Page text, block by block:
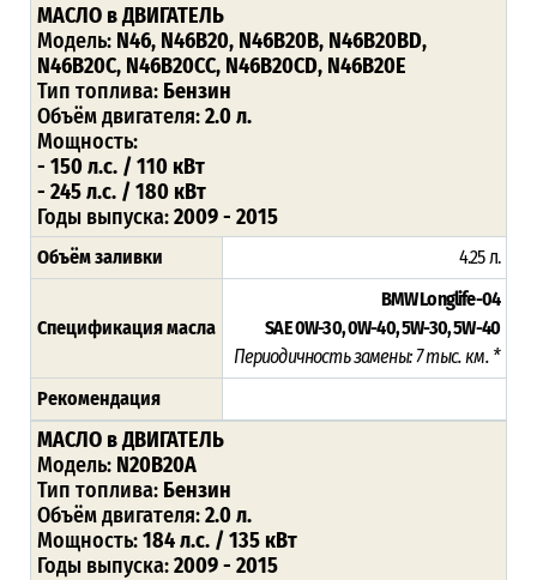
МАСЛО в ДВИГАТЕЛЬ
Модель: N46, N46B20, N46B20B, N46B20BD,
N46B20C, N46B20CC, N46B20CD, N46B20E
Тип топлива: Бензин
Объём двигателя:2.0 л.
Мощность:
- 150 л.с. / 110 кВт
- 245 л.с. / 180 кВт
Годы выпуска:2009 - 2015
Объём заливки 4.25 л.
Спецификация масла
BMW Longlife-04
SAE 0W-30, 0W-40, 5W-30, 5W-40
Периодичность замены: 7 тыс. км. *
Рекомендация
МАСЛО в ДВИГАТЕЛЬ
Модель: N20B20A
Тип топлива: Бензин
Объём двигателя:2.0 л.
Мощность:184 л.с. / 135 кВт
Годы выпуска:2009 - 2015